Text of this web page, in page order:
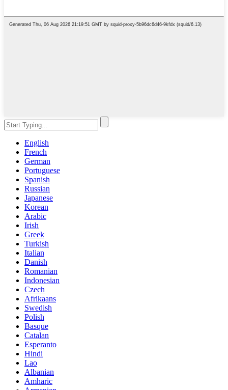
English
French
German
Portuguese
Spanish
Russian
Japanese
Korean
Arabic
Irish
Greek
Turkish
Italian
Danish
Romanian
Indonesian
Czech
Afrikaans
Swedish
Polish
Basque
Catalan
Esperanto
Hindi
Lao
Albanian
Amharic